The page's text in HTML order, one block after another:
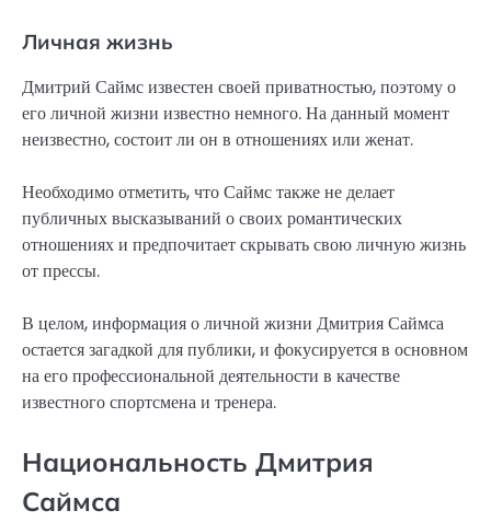
Личная жизнь
Дмитрий Саймс известен своей приватностью, поэтому о
его личной жизни известно немного. На данный момент
неизвестно, состоит ли он в отношениях или женат.
Необходимо отметить, что Саймс также не делает
публичных высказываний о своих романтических
отношениях и предпочитает скрывать свою личную жизнь
от прессы.
В целом, информация о личной жизни Дмитрия Саймса
остается загадкой для публики, и фокусируется в основном
на его профессиональной деятельности в качестве
известного спортсмена и тренера.
Национальность Дмитрия
Саймса